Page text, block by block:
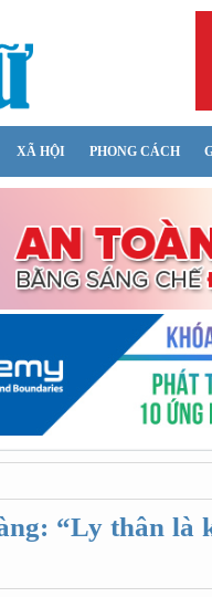
XÃ HỘI PHONG CÁCH
“Ly thân là